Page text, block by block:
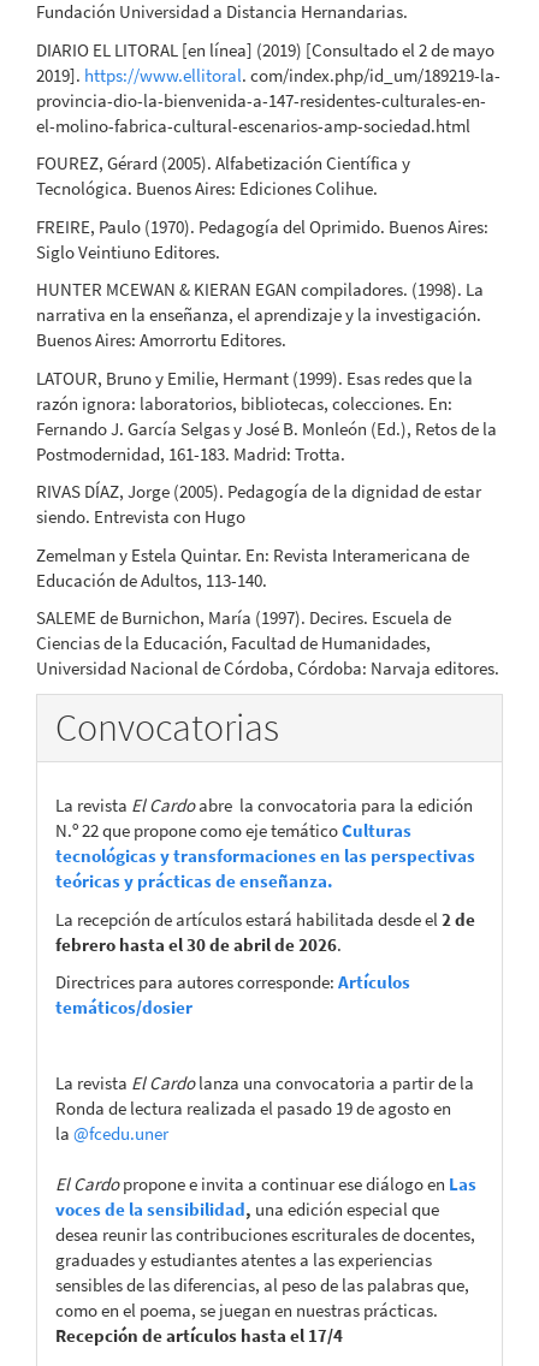
Fundación Universidad a Distancia Hernandarias.
DIARIO EL LITORAL [en línea] (2019) [Consultado el 2 de mayo
2019]. https://www.ellitoral. com/index.php/id_um/189219-la-
provincia-dio-la-bienvenida-a-147-residentes-culturales-en-
el-molino-fabrica-cultural-escenarios-amp-sociedad.html
FOUREZ, Gérard (2005). Alfabetización Científica y
Tecnológica. Buenos Aires: Ediciones Colihue.
FREIRE, Paulo (1970). Pedagogía del Oprimido. Buenos Aires:
Siglo Veintiuno Editores.
HUNTER MCEWAN & KIERAN EGAN compiladores. (1998). La
narrativa en la enseñanza, el aprendizaje y la investigación.
Buenos Aires: Amorrortu Editores.
LATOUR, Bruno y Emilie, Hermant (1999). Esas redes que la
razón ignora: laboratorios, bibliotecas, colecciones. En:
Fernando J. García Selgas y José B. Monleón (Ed.), Retos de la
Postmodernidad, 161-183. Madrid: Trotta.
RIVAS DÍAZ, Jorge (2005). Pedagogía de la dignidad de estar
siendo. Entrevista con Hugo
Zemelman y Estela Quintar. En: Revista Interamericana de
Educación de Adultos, 113-140.
SALEME de Burnichon, María (1997). Decires. Escuela de
Ciencias de la Educación, Facultad de Humanidades,
Universidad Nacional de Córdoba, Córdoba: Narvaja editores.
Convocatorias
La revista El Cardoabre la convocatoria para la edición
N.º 22 que propone como eje temáticoCulturas
tecnológicas y transformaciones en las perspectivas
teóricas y prácticas de enseñanza.
La recepción de artículos estará habilitada desde el2 de
febrero hasta el 30 de abril de 2026.
Directrices para autores corresponde: Artículos
temáticos/dosier
La revista El Cardolanza una convocatoria a partir de la
Ronda de lectura realizada el pasado 19 de agosto en
la @fcedu.uner
El Cardopropone e invita a continuar ese diálogo en Las
voces de la sensibilidad, una edición especial que
desea reunir las contribuciones escriturales de docentes,
graduades y estudiantes atentes a las experiencias
sensibles de las diferencias, al peso de las palabras que,
como en el poema, se juegan en nuestras prácticas.
Recepción de artículos hasta el 17/4